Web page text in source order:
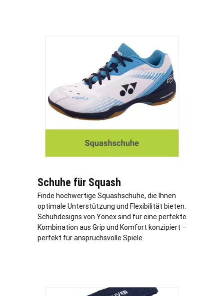
Schuhe für Squash
Finde hochwertige Squashschuhe, die Ihnen
optimale Unterstützung und Flexibilität bieten.
Schuhdesigns von Yonex sind für eine perfekte
Kombination aus Grip und Komfort konzipiert –
perfekt für anspruchsvolle Spiele.